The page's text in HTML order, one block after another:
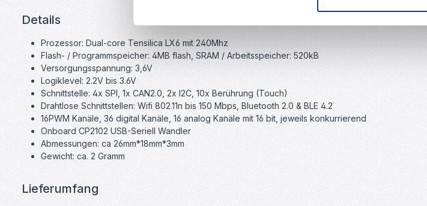
Details
Prozessor: Dual-core Tensilica LX6 mit 240Mhz
Flash- / Programmspeicher: 4MB flash, SRAM / Arbeitsspeicher: 520kB
Versorgungsspannung: 3,6V
Logiklevel: 2.2V bis 3.6V
Schnittstelle: 4x SPI, 1x CAN2.0, 2x I2C, 10x Berührung (Touch)
Drahtlose Schnittstellen: Wifi 802.11n bis 150 Mbps, Bluetooth 2.0 & BLE 4.2
16PWM Kanäle, 36 digital Kanäle, 16 analog Kanäle mit 16 bit, jeweils konkurrierend
Onboard CP2102 USB-Seriell Wandler
Abmessungen: ca 26mm*18mm*3mm
Gewicht: ca. 2 Gramm
Lieferumfang